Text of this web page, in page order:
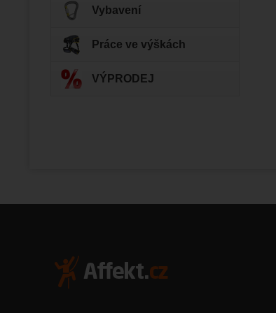
Vybavení
Práce ve výškách
VÝPRODEJ